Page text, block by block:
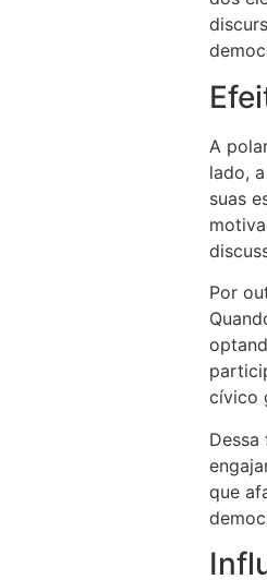
A
lado,
suas
Por
cívico
que